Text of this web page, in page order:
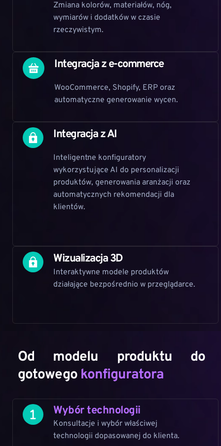
Zmiana kolorów, materiałów, nóg,
wymiarów i dodatków w czasie
rzeczywistym.
Integracja z e-commerce
WooCommerce, Shopify, ERP oraz
automatyczne generowanie wycen.
Integracja z AI
Inteligentne konfiguratory
wykorzystujące AI do personalizacji
produktów, generowania aranżacji oraz
automatycznych rekomendacji dla
klientów.
Wizualizacja 3D
Interaktywne modele produktów
działające bezpośrednio w przeglądarce.
Od modelu produktu do
gotowego konfiguratora
Wybór technologii
Konsultacje i wybór właściwej
technologii dopasowanej do klienta.